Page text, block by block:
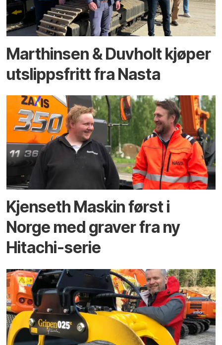
Marthinsen & Duvholt kjøper
utslippsfritt fra Nasta
Kjenseth Maskin først i
Norge med graver fra ny
Hitachi-serie